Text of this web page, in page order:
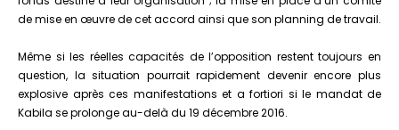
de mise en œuvre de cet accord ainsi que son planning de travail.
Même si les réelles capacités de l’opposition restent toujours en
question, la situation pourrait rapidement devenir encore plus
explosive après ces manifestations et a fortiori si le mandat de
Kabila se prolonge au-delà du 19 décembre 2016.